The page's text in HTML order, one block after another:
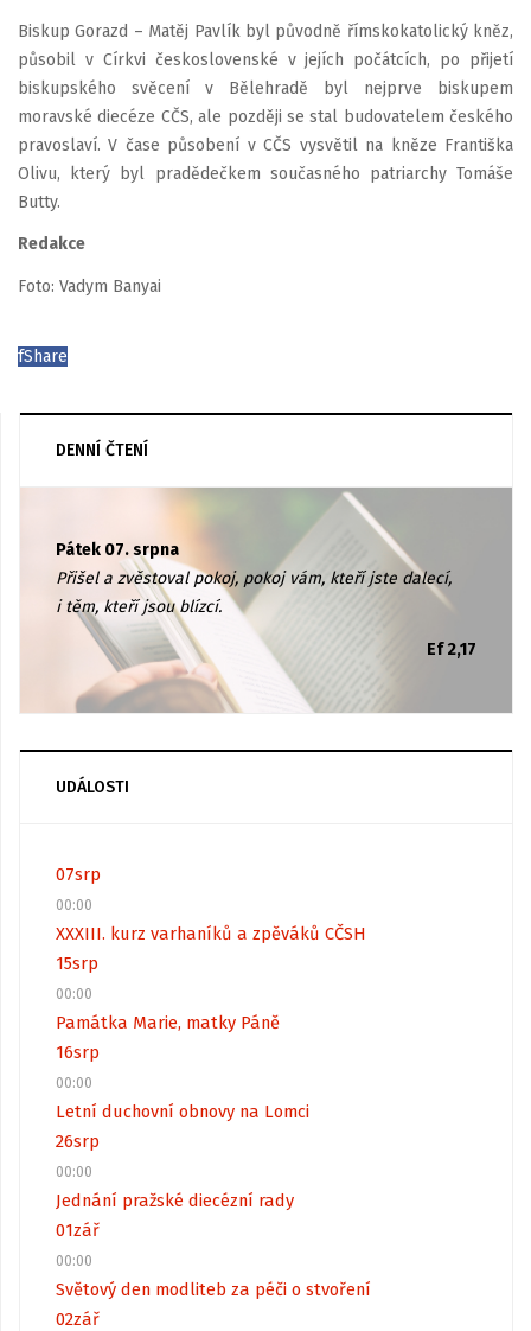
Biskup Gorazd – Matěj Pavlík byl původně římskokatolický kněz,
působil v Církvi československé v jejích počátcích, po přijetí
biskupského svěcení v Bělehradě byl nejprve biskupem
moravské diecéze CČS, ale později se stal budovatelem českého
pravoslaví. V čase působení v CČS vysvětil na kněze Františka
Olivu, který byl pradědečkem současného patriarchy Tomáše
Butty.
Redakce
Foto: Vadym Banyai
fShare
DENNÍ ČTENÍ
Pátek 07. srpna
Přišel a zvěstoval pokoj, pokoj vám, kteří jste dalecí,
i těm, kteří jsou blízcí.
Ef 2,17
UDÁLOSTI
07srp
00:00
XXXIII. kurz varhaníků a zpěváků CČSH
15srp
00:00
Památka Marie, matky Páně
16srp
00:00
Letní duchovní obnovy na Lomci
26srp
00:00
Jednání pražské diecézní rady
01zář
00:00
Světový den modliteb za péči o stvoření
02zář